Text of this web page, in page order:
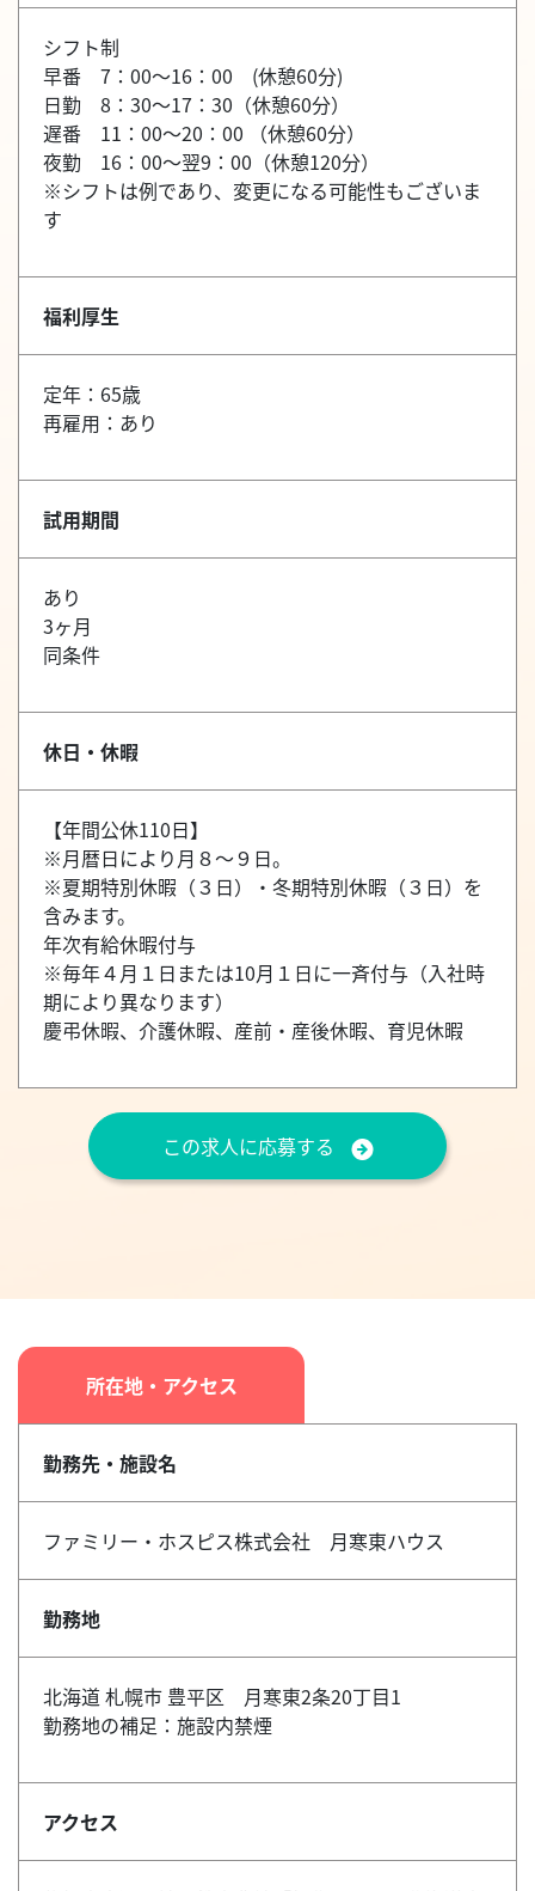
シフト制
早番 7：00～16：00 (休憩60分)
日勤 8：30～17：30（休憩60分）
遅番 11：00～20：00 （休憩60分）
夜勤 16：00～翌9：00（休憩120分）
※シフトは例であり、変更になる可能性もございま
す
福利厚生
定年：65歳
再雇用：あり
試用期間
あり
3ヶ月
同条件
休日・休暇
【年間公休110日】
※月暦日により月８～９日。
※夏期特別休暇（３日）・冬期特別休暇（３日）を
含みます。
年次有給休暇付与
※毎年４月１日または10月１日に一斉付与（入社時
期により異なります）
慶弔休暇、介護休暇、産前・産後休暇、育児休暇
この求人に応募する
所在地・アクセス
勤務先・施設名
ファミリー・ホスピス株式会社 月寒東ハウス
勤務地
北海道 札幌市 豊平区 月寒東2条20丁目1
勤務地の補足：施設内禁煙
アクセス